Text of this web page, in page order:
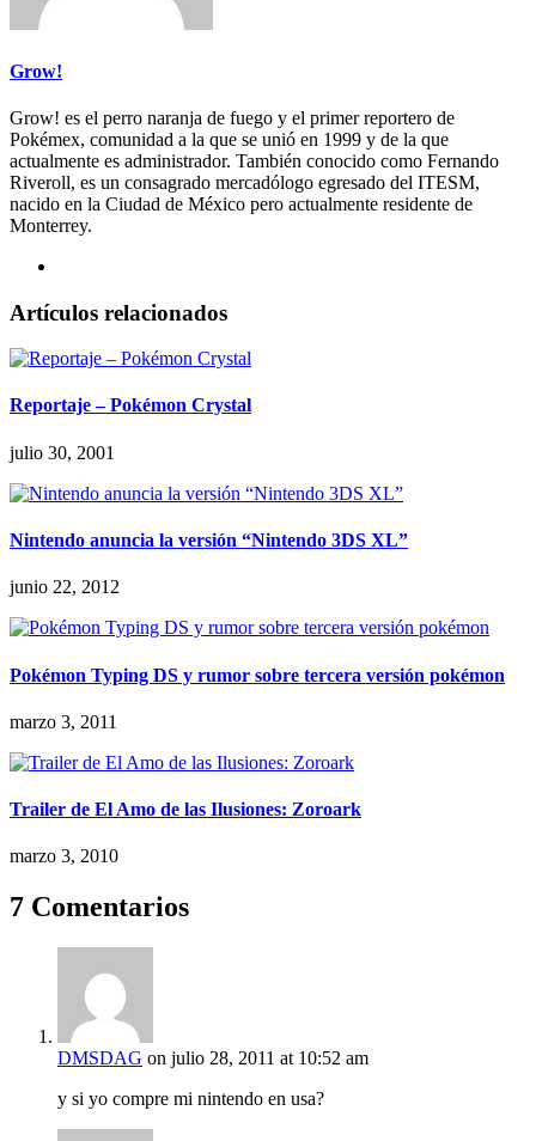
Grow!
Grow! es el perro naranja de fuego y el primer reportero de
Pokémex, comunidad a la que se unió en 1999 y de la que
actualmente es administrador. También conocido como Fernando
Riveroll, es un consagrado mercadólogo egresado del ITESM,
nacido en la Ciudad de México pero actualmente residente de
Monterrey.
Artículos relacionados
Reportaje – Pokémon Crystal
julio 30, 2001
Nintendo anuncia la versión “Nintendo 3DS XL”
junio 22, 2012
Pokémon Typing DS y rumor sobre tercera versión pokémon
marzo 3, 2011
Trailer de El Amo de las Ilusiones: Zoroark
marzo 3, 2010
7 Comentarios
DMSDAG on julio 28, 2011 at 10:52 am
y si yo compre mi nintendo en usa?